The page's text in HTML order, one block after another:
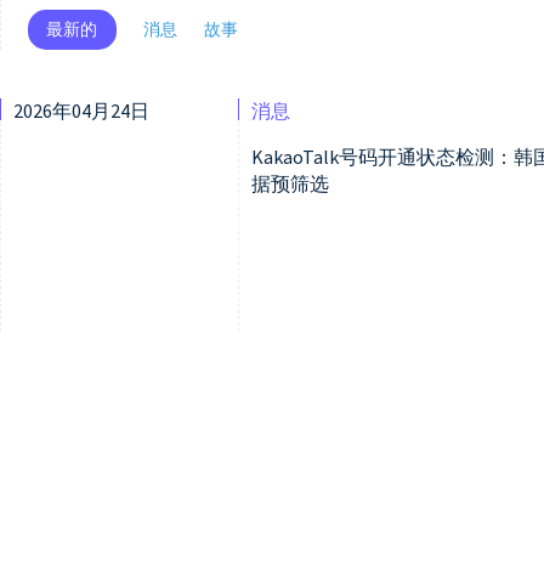
最新的 消息 故事
2026年04月24日
消息
KakaoTalk号码开通状态检测：
据预筛选